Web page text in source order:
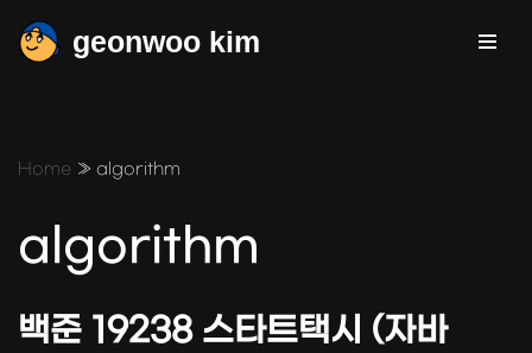
콘
뛰
geonwoo kim
Home » algorithm
algorithm
백준 19238 스타트택시 (자바